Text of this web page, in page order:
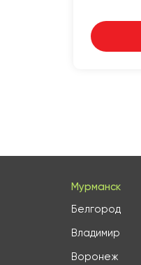
Мурманск
Белгород
Владимир
Воронеж